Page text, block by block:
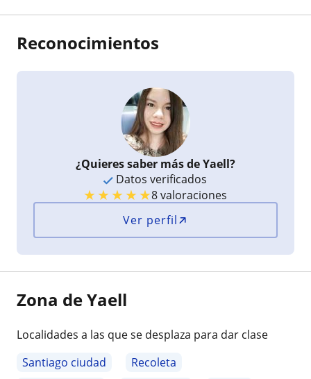
Reconocimientos
¿Quieres saber más de Yaell?
Datos verificados
★★★★★8 valoraciones
Ver perfil
Zona de Yaell
Localidades a las que se desplaza para dar clase
Santiago ciudad
Recoleta